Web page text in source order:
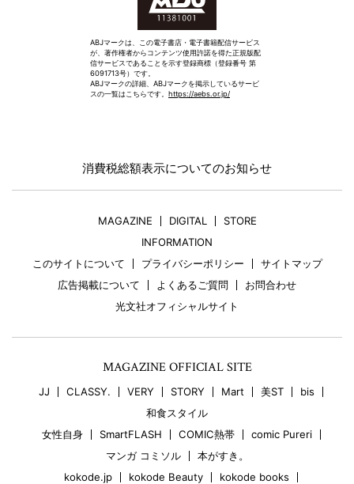
ABJマークは、この電子書店・電子書籍配信サービス
が、著作権者からコンテンツ使用許諾を得た正規版配
信サービスであることを示す登録商標（登録番号 第
6091713号）です。
ABJマークの詳細、ABJマークを掲示しているサービ
スの一覧はこちらです。 https://aebs.or.jp/
消費税総額表示についてのお知らせ
MAGAZINE DIGITAL
STORE
INFORMATION
このサイトについて
プライバシーポリシー
サイトマップ
広告掲載について
よくあるご質問
お問合わせ
光文社オフィシャルサイト
MAGAZINE OFFICIAL SITE
JJ CLASSY. VERY STORY Mart 美ST
bis
和食スタイル
女性自身
SmartFLASH COMIC熱帯
comic Pureri
マンガ コミソル
本がすき。
kokode.jp
kokode Beauty
kokode books